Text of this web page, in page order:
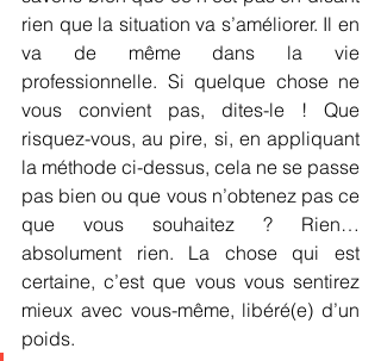
rien que la situation va s’améliorer. Il en
va de même dans la vie
professionnelle. Si quelque chose ne
vous convient pas, dites-le ! Que
risquez-vous, au pire, si, en appliquant
la méthode ci-dessus, cela ne se passe
pas bien ou que vous n’obtenez pas ce
que vous souhaitez ? Rien…
absolument rien. La chose qui est
certaine, c’est que vous vous sentirez
mieux avec vous-même, libéré(e) d’un
poids.